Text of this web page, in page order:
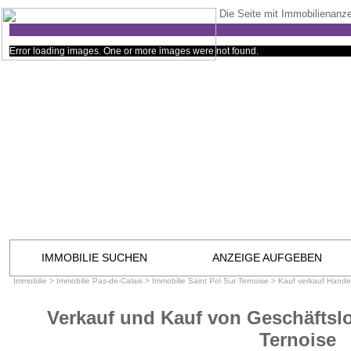
Die Seite mit
Error loading images. One or more images were not found.
IMMOBILIE SUCHEN ANZEIGE AUFGEBEN
Immobilie > Immobilie Pas-de-Calais > Immobilie Saint Pol Sur Ternoise > Kauf verkauf
Verkauf und Kauf von
Ternoise